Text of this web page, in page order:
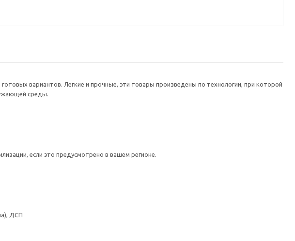
вариантов. Легкие и прочные, эти товары произведены по технологии, при которой
среды.
если это предусмотрено в вашем регионе.
ДСП